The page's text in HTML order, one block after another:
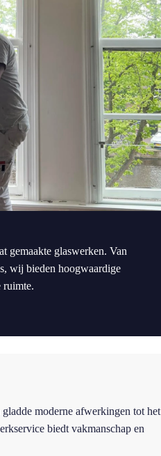
gemaakte glaswerken. Van
wij bieden hoogwaardige
ruimte.
moderne afwerkingen tot het
biedt vakmanschap en